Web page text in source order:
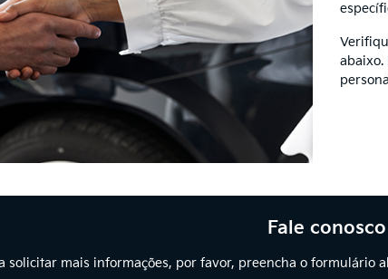
abaixo.
Fale conosco
solicitar mais informações, por favor, preencha o formulário